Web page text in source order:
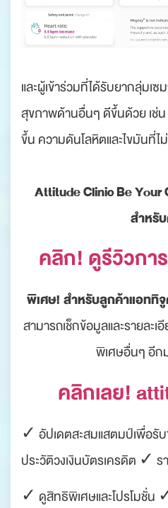
และผู้เข้าร่วมที่ได้รับยากลุ่มเ
สุขภาพด้านอื่นๆ ดีขึ้นด้วย เช่
ขึ้น ความดันโลหิตและไขมันที่
Attitude Clinic Be Your
สำหรั
คลิก! ดูรีวิวกา
พิเศษ! สำหรับลูกค้าแอททิ
สามารถเช็กข้อมูลและรายละ
พิเศษอื่นๆ อีก
คลิกเลย!
✓ อัปเดตสะสมแสตมป์เพื่อรั
ประวัติวงเงินบัตรเครดิต ✓ ร
✓ ดูสิทธิพิเศษและโปรโมชั่น